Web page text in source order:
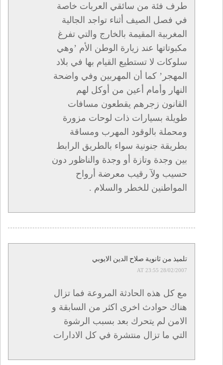
طرف فئة من سائقي العربات خاصة
في فصل الصيف أثناء تواجد الجالية
المغربية المقيمة بالخارج والتي تفرغ
مكبوتاتها عند زيارة الوطن الأم ’وهي
سلوكات لا تستطيع القيام بها في بلاد
المهجر’ كما أن المهربين وفي واضحة
النهار وأمام أعين من أوكل لهم
القانون زجرهم يقطعون مسافات
طويلة بسيارات ذات لوحات مزورة
ومحملة بالوقود المهرب ومساقة
بطريقة جنونية سواء بالطريق الرابط
بين وجدة وتازة أو وجدة والناظور دون
حسيب ولآ رقيب معرضة أرواح
المواطنين للخطر والسلام .
تلميذ من ثانوية صلاح الدين الايوبي
28/02/2007 AT 23:55
مع كل هذه الحادثة المروعة فما تزال
هناك حوادث اخرى اكثر من السابقة و
الامن لم يتحرك بعد بسبب الرشوة
التي ما تزال منتشرة في كل الادارات